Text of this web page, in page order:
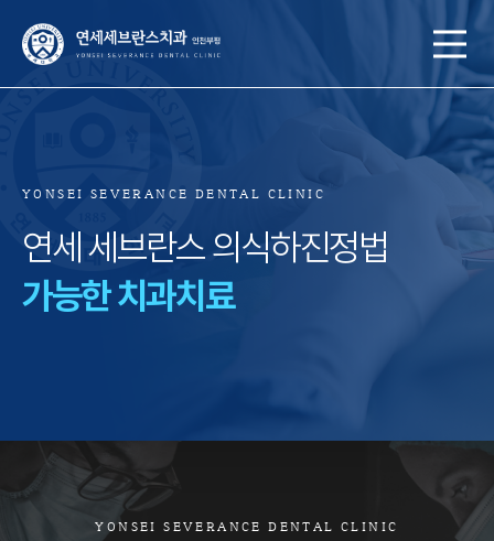
YONSEI SEVERANCE DENTAL CLINIC
연세 세브란스 의식하진정법
가능한 치과치료
YONSEI SEVERANCE DENTAL CLINIC